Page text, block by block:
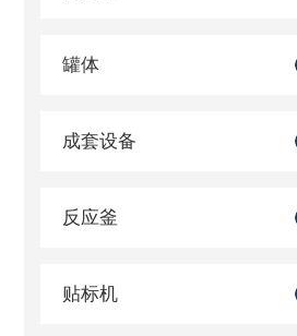
罐体
成套设备
反应釜
贴标机